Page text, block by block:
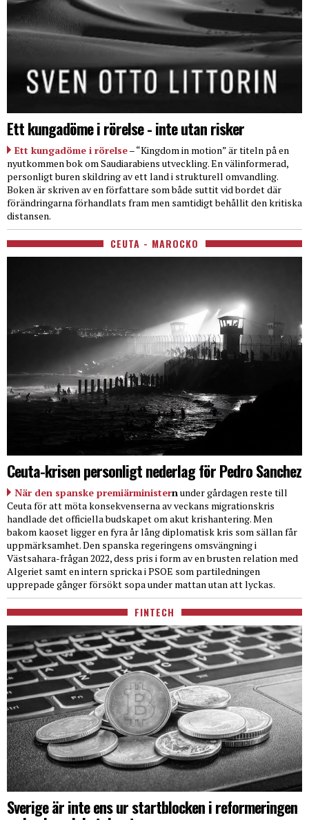
Ett kungadöme i rörelse - inte utan risker
Ett kungadöme i rörelse– “Kingdom in motion” är titeln på en
nyutkommen bok om Saudiarabiens utveckling. En välinformerad,
personligt buren skildring av ett land i strukturell omvandling.
Boken är skriven av en författare som både suttit vid bordet där
förändringarna förhandlats fram men samtidigt behållit den kritiska
distansen.
CEUTA - MAROCKO
Ceuta-krisen personligt nederlag för Pedro Sanchez
När den spanske premiärministernunder gårdagen reste till
Ceuta för att möta konsekvenserna av veckans migrationskris
handlade det officiella budskapet om akut krishantering. Men
bakom kaoset ligger en fyra år lång diplomatisk kris som sällan får
uppmärksamhet. Den spanska regeringens omsvängning i
Västsahara-frågan 2022, dess pris i form av en brusten relation med
Algeriet samt en intern spricka i PSOE som partiledningen
upprepade gånger försökt sopa under mattan utan att lyckas.
FINTECH
Sverige är inte ens ur startblocken i reformeringen